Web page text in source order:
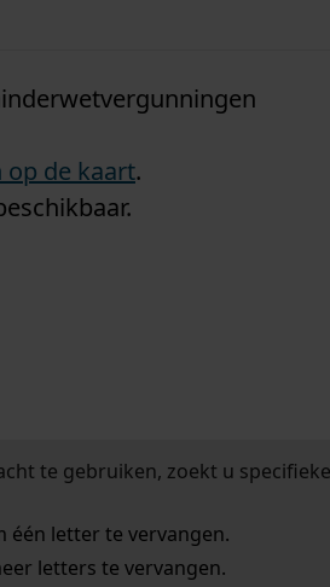
op de kaart.
te gebruiken, zoekt u
één letter te vervangen.
letters te vervangen.